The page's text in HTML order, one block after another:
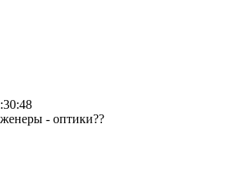
- оптики??